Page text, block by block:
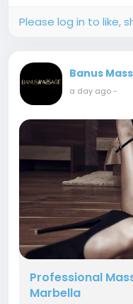
Please log in to like,
Banus
a day ago-
Professional
Marbella